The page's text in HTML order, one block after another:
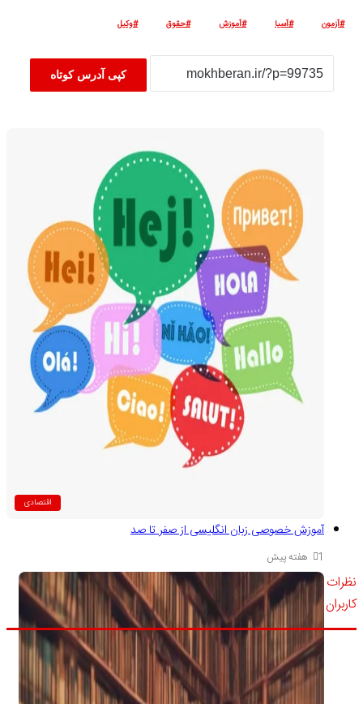
آزمون آسیا آموزش حقوق وکیل
کپی آدرس کوتاه
اقتصادی
آموزش خصوصی زبان انگلیسی از صفر تا صد
1 هفته پیش
نظرات
کاربران